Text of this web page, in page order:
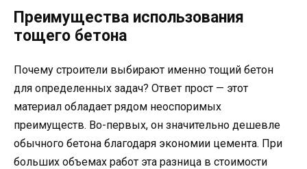
Преимущества использования
тощего бетона
Почему строители выбирают именно тощий бетон
для определенных задач? Ответ прост — этот
материал обладает рядом неоспоримых
преимуществ. Во-первых, он значительно дешевле
обычного бетона благодаря экономии цемента. При
больших объемах работ эта разница в стоимости